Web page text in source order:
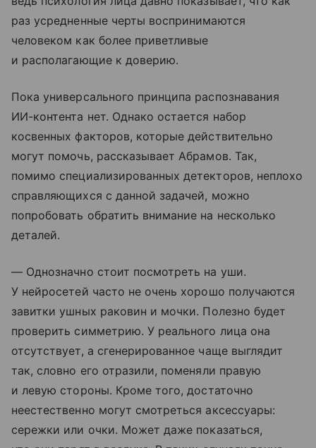
раз усредненные черты воспринимаются
человеком как более приветливые
и располагающие к доверию.
Пока универсального принципа распознавания
ИИ-контента нет. Однако остается набор
косвенных факторов, которые действительно
могут помочь, рассказывает Абрамов. Так,
помимо специализированных детекторов, неплохо
справляющихся с данной задачей, можно
попробовать обратить внимание на несколько
деталей.
— Однозначно стоит посмотреть на уши.
У нейросетей часто не очень хорошо получаются
завитки ушных раковин и мочки. Полезно будет
проверить симметрию. У реального лица она
отсутствует, а сгенерированное чаще выглядит
так, словно его отразили, поменяли правую
и левую стороны. Кроме того, достаточно
неестественно могут смотреться аксессуары:
сережки или очки. Может даже показаться,